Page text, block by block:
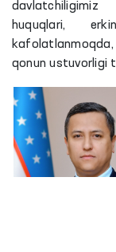
huquqlari,
qonun ustuvorligi